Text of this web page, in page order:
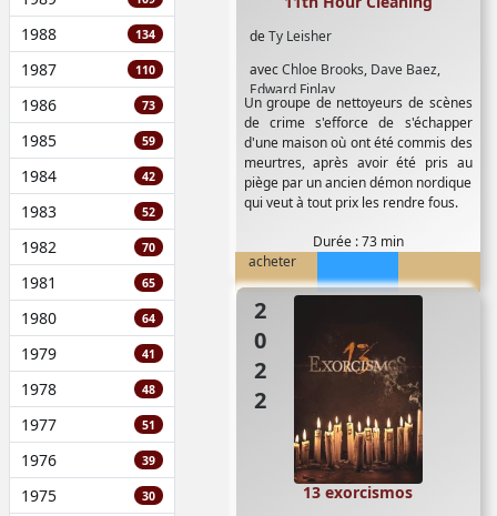
1988 134
1987 110
1986 73
1985 59
1984 42
1983 52
1982 70
1981 65
1980 64
1979 41
1978 48
1977 51
1976 39
1975 30
deTy Leisher
avecChloe Brooks, Dave Baez,
Edward Finlay
Un groupe de nettoyeurs de scènes
de crime s'efforce de s'échapper
d'une maison où ont été commis des
meurtres, après avoir été pris au
piège par un ancien démon nordique
qui veut à tout prix les rendre fous.
Durée : 73 min
acheter
2022
13 exorcismos